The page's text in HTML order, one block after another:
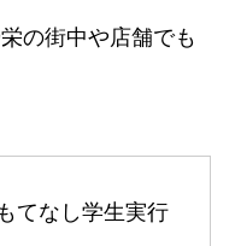
の街中や店舗でも
てなし学生実行